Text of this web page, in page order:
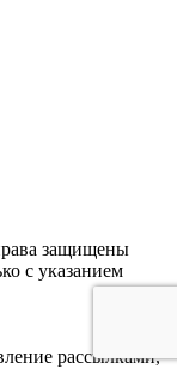
защищены
с указанием
рассылками,